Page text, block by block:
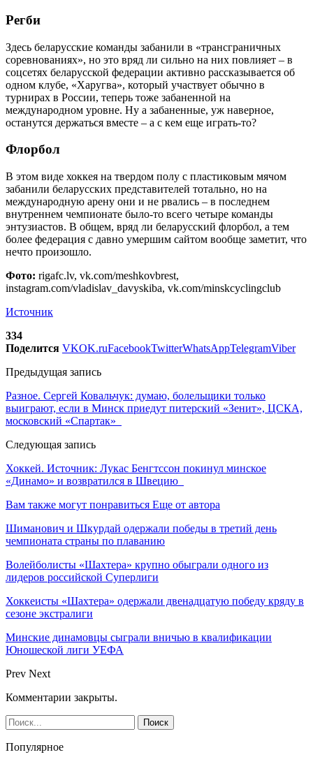
Регби
Здесь беларусские команды забанили в «трансграничных
соревнованиях», но это вряд ли сильно на них повлияет – в
соцсетях беларусской федерации активно рассказывается об
одном клубе, «Харугва», который участвует обычно в
турнирах в России, теперь тоже забаненной на
международном уровне. Ну а забаненные, уж наверное,
останутся держаться вместе – а с кем еще играть-то?
Флорбол
В этом виде хоккея на твердом полу с пластиковым мячом
забанили беларусских представителей тотально, но на
международную арену они и не рвались – в последнем
внутреннем чемпионате было-то всего четыре команды
энтузиастов. В общем, вряд ли беларусский флорбол, а тем
более федерация с давно умершим сайтом вообще заметит, что
нечто произошло.
Фото: rigafc.lv, vk.com/meshkovbrest,
instagram.com/vladislav_davyskiba, vk.com/minskcyclingclub
Источник
334
Поделится VKOK.ruFacebookTwitterWhatsAppTelegramViber
Предыдущая запись
Разное. Сергей Ковальчук: думаю, болельщики только
выиграют, если в Минск приедут питерский «Зенит», ЦСКА,
московский «Спартак»
Следующая запись
Хоккей. Источник: Лукас Бенгтссон покинул минское
«Динамо» и возвратился в Швецию
Вам также могут понравиться Еще от автора
Шиманович и Шкурдай одержали победы в третий день
чемпионата страны по плаванию
Волейболисты «Шахтера» крупно обыграли одного из
лидеров российской Суперлиги
Хоккеисты «Шахтера» одержали двенадцатую победу кряду в
сезоне экстралиги
Минские динамовцы сыграли вничью в квалификации
Юношеской лиги УЕФА
Prev Next
Комментарии закрыты.
Популярное